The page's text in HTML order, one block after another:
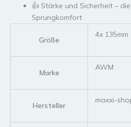
👍 Stärke und Sicherheit –
Sprungkomfort
Größe
‎4x 135mm
Marke
‎AWM
Hersteller
‎maxxi-